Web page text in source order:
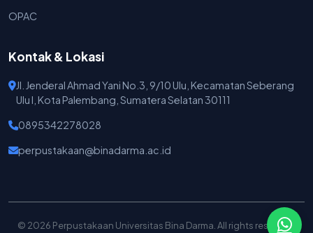
OPAC
Kontak & Lokasi
Jl. Jenderal Ahmad Yani No.3, 9/10 Ulu, Kecamatan Seberang
Ulu I, Kota Palembang, Sumatera Selatan 30111
0895342278028
perpustakaan@binadarma.ac.id
© 2026 Perpustakaan Universitas Bina Darma. All rights reserved.